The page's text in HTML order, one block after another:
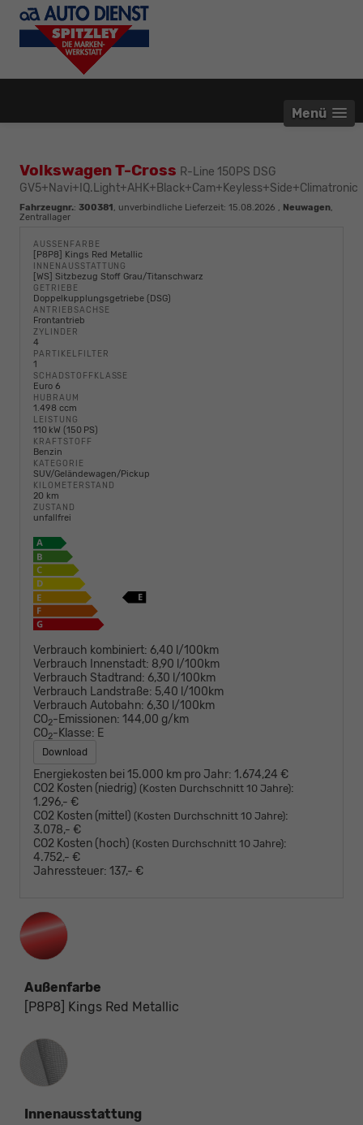
Menü
Volkswagen T-Cross R-Line 150PS DSG
GV5+Navi+IQ.Light+AHK+Black+Cam+Keyless+Side+Climatronic
Fahrzeugnr.: 300381, unverbindliche Lieferzeit: 15.08.2026 , Neuwagen,
Zentrallager
AUSSENFARBE
[P8P8] Kings Red Metallic
INNENAUSSTATTUNG
[WS] Sitzbezug Stoff Grau/Titanschwarz
GETRIEBE
Doppelkupplungsgetriebe (DSG)
ANTRIEBSACHSE
Frontantrieb
ZYLINDER
4
PARTIKELFILTER
1
SCHADSTOFFKLASSE
Euro 6
HUBRAUM
1.498 ccm
LEISTUNG
110 kW (150 PS)
KRAFTSTOFF
Benzin
KATEGORIE
SUV/Geländewagen/Pickup
KILOMETERSTAND
20 km
ZUSTAND
unfallfrei
Verbrauch kombiniert: 6,40 l/100km
Verbrauch Innenstadt: 8,90 l/100km
Verbrauch Stadtrand: 6,30 l/100km
Verbrauch Landstraße: 5,40 l/100km
Verbrauch Autobahn: 6,30 l/100km
CO2-Emissionen: 144,00 g/km
CO2-Klasse: E
Download
Energiekosten bei 15.000 km pro Jahr: 1.674,24 €
CO2 Kosten (niedrig) (Kosten Durchschnitt 10 Jahre):
1.296,- €
CO2 Kosten (mittel) (Kosten Durchschnitt 10 Jahre):
3.078,- €
CO2 Kosten (hoch) (Kosten Durchschnitt 10 Jahre):
4.752,- €
Jahressteuer: 137,- €
Außenfarbe
[P8P8] Kings Red Metallic
Innenausstattung
Innenausstattung